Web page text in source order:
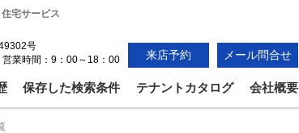
宅サービス
号
業時間：9：00～18：00
来店予約 メール問合せ
保存した検索条件 テナントカタログ 会社概要